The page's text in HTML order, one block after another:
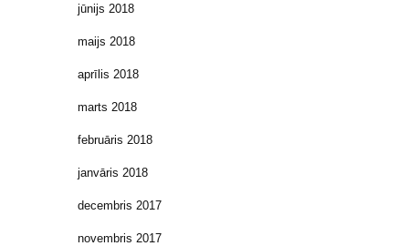
jūnijs 2018
maijs 2018
aprīlis 2018
marts 2018
februāris 2018
janvāris 2018
decembris 2017
novembris 2017